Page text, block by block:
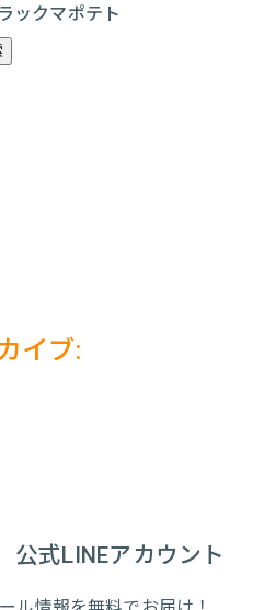
ックマポテト
イブ:
式LINEアカウント